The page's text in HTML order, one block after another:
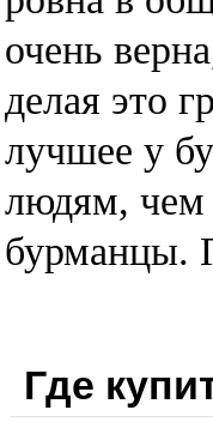
очень
делая это
лучшее у
людям,
бурманцы.
Где